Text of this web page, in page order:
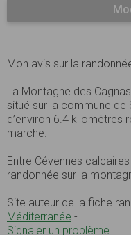
Mon avis sur la
La Montagne des
situé sur la commune de
d’environ 6.4 kilomètres
marche.
Entre Cévennes
randonnée sur la
Site auteur de la fiche
Méditerranée -
Signaler un problème